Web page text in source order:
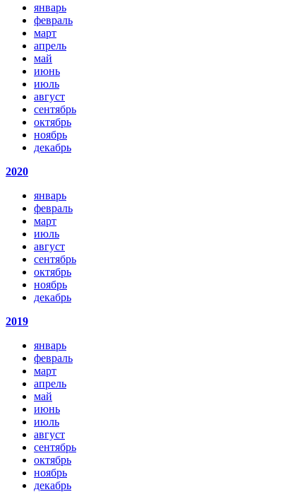
январь
февраль
март
апрель
май
июнь
июль
август
сентябрь
октябрь
ноябрь
декабрь
2020
январь
февраль
март
июль
август
сентябрь
октябрь
ноябрь
декабрь
2019
январь
февраль
март
апрель
май
июнь
июль
август
сентябрь
октябрь
ноябрь
декабрь